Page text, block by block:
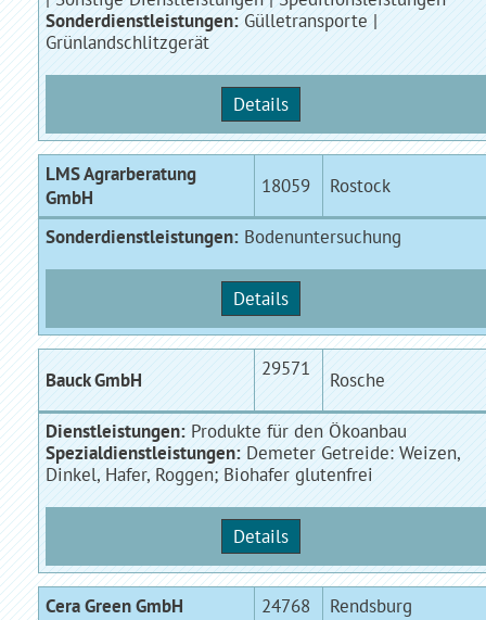
Sonderdienstleistungen: Gülletransporte |
Grünlandschlitzgerät
Details
LMS Agrarberatung
GmbH
18059 Rostock
Sonderdienstleistungen: Bodenuntersuchung
Details
Bauck GmbH 29571 Rosche
Dienstleistungen: Produkte für den Ökoanbau
Spezialdienstleistungen: Demeter Getreide: Weizen,
Dinkel, Hafer, Roggen; Biohafer glutenfrei
Details
Cera Green GmbH 24768
Rendsburg